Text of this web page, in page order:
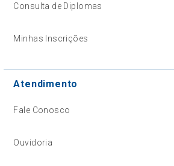
Consulta de Diplomas
Minhas Inscrições
Atendimento
Fale Conosco
Ouvidoria